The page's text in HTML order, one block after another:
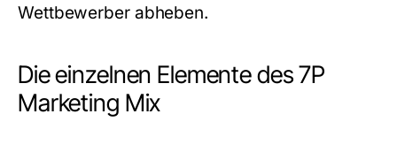
Wettbewerber abheben.
Die einzelnen Elemente des 7P
Marketing Mix